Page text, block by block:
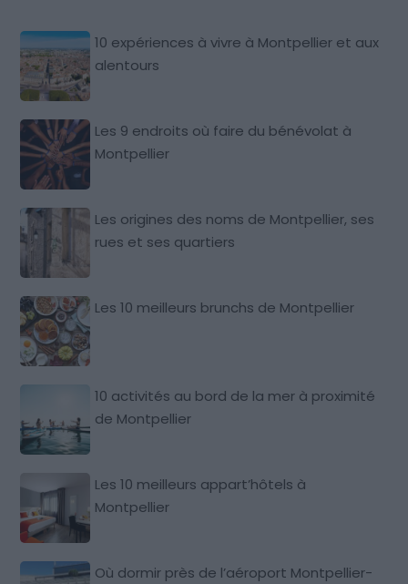
10 expériences à vivre à Montpellier et aux
alentours
Les 9 endroits où faire du bénévolat à
Montpellier
Les origines des noms de Montpellier, ses
rues et ses quartiers
Les 10 meilleurs brunchs de Montpellier
10 activités au bord de la mer à proximité
de Montpellier
Les 10 meilleurs appart’hôtels à
Montpellier
Où dormir près de l’aéroport Montpellier-